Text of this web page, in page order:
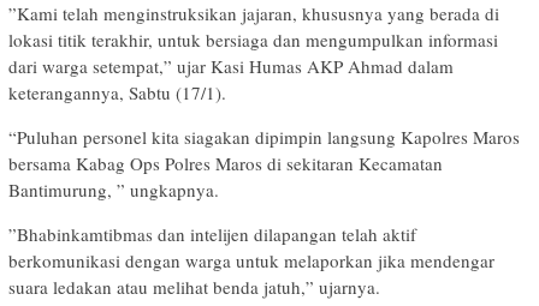
​”Kami telah menginstruksikan jajaran, khususnya yang berada di
lokasi titik terakhir, untuk bersiaga dan mengumpulkan informasi
dari warga setempat,” ujar Kasi Humas AKP Ahmad dalam
keterangannya, Sabtu (17/1).
“Puluhan personel kita siagakan dipimpin langsung Kapolres Maros
bersama Kabag Ops Polres Maros di sekitaran Kecamatan
Bantimurung, ” ungkapnya.
​”Bhabinkamtibmas dan intelijen dilapangan telah aktif
berkomunikasi dengan warga untuk melaporkan jika mendengar
suara ledakan atau melihat benda jatuh,” ujarnya.